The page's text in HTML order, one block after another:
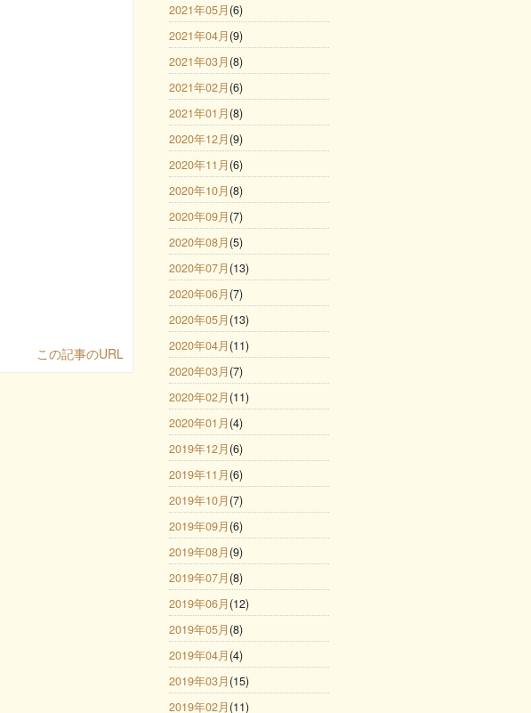
この記事のURL
2021年05月 (6)
2021年04月 (9)
2021年03月 (8)
2021年02月 (6)
2021年01月 (8)
2020年12月 (9)
2020年11月 (6)
2020年10月 (8)
2020年09月 (7)
2020年08月 (5)
2020年07月 (13)
2020年06月 (7)
2020年05月 (13)
2020年04月 (11)
2020年03月 (7)
2020年02月 (11)
2020年01月 (4)
2019年12月 (6)
2019年11月 (6)
2019年10月 (7)
2019年09月 (6)
2019年08月 (9)
2019年07月 (8)
2019年06月 (12)
2019年05月 (8)
2019年04月 (4)
2019年03月 (15)
2019年02月 (11)